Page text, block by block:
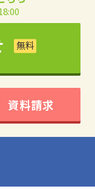
資料請求